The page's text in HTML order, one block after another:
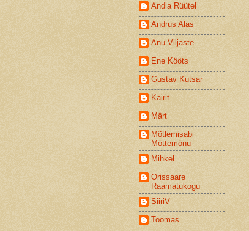
Andla Rüütel
Andrus Alas
Anu Viljaste
Ene Kööts
Gustav Kutsar
Kairit
Märt
Mõtlemisabi
Möttemönu
Mihkel
Orissaare
Raamatukogu
SiiriV
Toomas